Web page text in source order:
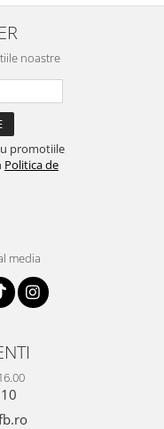
noastre
promotiile
Politica de
media